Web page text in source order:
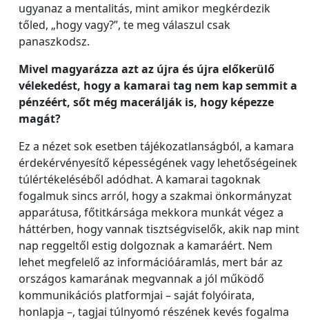
ugyanaz a mentalitás, mint amikor megkérdezik
tőled, „hogy vagy?”, te meg válaszul csak
panaszkodsz.
Mivel magyarázza azt az újra és újra előkerülő
vélekedést, hogy a kamarai tag nem kap semmit a
pénzéért, sőt még macerálják is, hogy képezze
magát?
Ez a nézet sok esetben tájékozatlanságból, a kamara
érdekérvényesítő képességének vagy lehetőségeinek
túlértékeléséből adódhat. A kamarai tagoknak
fogalmuk sincs arról, hogy a szakmai önkormányzat
apparátusa, főtitkársága mekkora munkát végez a
háttérben, hogy vannak tisztségviselők, akik nap mint
nap reggeltől estig dolgoznak a kamaráért. Nem
lehet megfelelő az információáramlás, mert bár az
országos kamarának megvannak a jól működő
kommunikációs platformjai – saját folyóirata,
honlapja –, tagjai túlnyomó részének kevés fogalma